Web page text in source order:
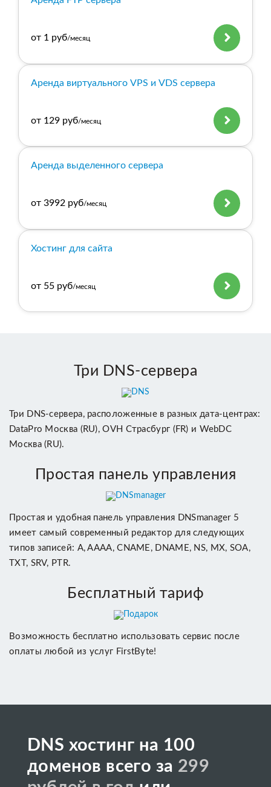
от 1 руб/месяц
Аренда виртуального VPS и VDS сервера
от 129 руб/месяц
Аренда выделенного сервера
от 3992 руб/месяц
Хостинг для сайта
от 55 руб/месяц
Три DNS-сервера
Три DNS-сервера, расположенные в разных дата-центрах:
DataPro Москва (RU), OVH Страсбург (FR) и WebDC
Москва (RU).
Простая панель управления
Простая и удобная панель управления DNSmanager 5
имеет самый современный редактор для следующих
типов записей: A, AAAA, CNAME, DNAME, NS, MX, SOA,
TXT, SRV, PTR.
Бесплатный тариф
Возможность беcплатно использовать сервис после
оплаты любой из услуг FirstByte!
DNS хостинг на 100
доменов всего за 299